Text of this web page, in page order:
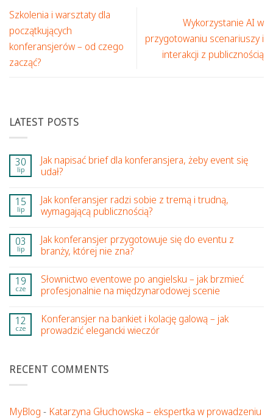
Szkolenia i warsztaty dla
początkujących
konferansjerów – od czego
zacząć?
Wykorzystanie AI w
przygotowaniu scenariuszy i
interakcji z publicznością
LATEST POSTS
30
lip
Jak napisać brief dla konferansjera, żeby event się
udał?
15
lip
Jak konferansjer radzi sobie z tremą i trudną,
wymagającą publicznością?
03
lip
Jak konferansjer przygotowuje się do eventu z
branży, której nie zna?
19
cze
Słownictwo eventowe po angielsku – jak brzmieć
profesjonalnie na międzynarodowej scenie
12
cze
Konferansjer na bankiet i kolację galową – jak
prowadzić elegancki wieczór
RECENT COMMENTS
MyBlog - Katarzyna Głuchowska – ekspertka w prowadzeniu